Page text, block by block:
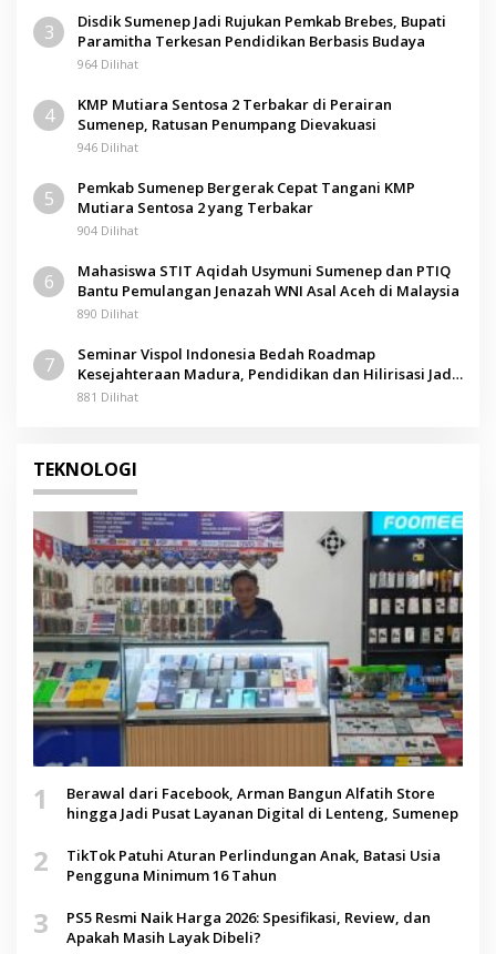
3
Disdik Sumenep Jadi Rujukan Pemkab Brebes, Bupati
Paramitha Terkesan Pendidikan Berbasis Budaya
964 Dilihat
4
KMP Mutiara Sentosa 2 Terbakar di Perairan
Sumenep, Ratusan Penumpang Dievakuasi
946 Dilihat
5
Pemkab Sumenep Bergerak Cepat Tangani KMP
Mutiara Sentosa 2 yang Terbakar
904 Dilihat
6
Mahasiswa STIT Aqidah Usymuni Sumenep dan PTIQ
Bantu Pemulangan Jenazah WNI Asal Aceh di Malaysia
890 Dilihat
7
Seminar Vispol Indonesia Bedah Roadmap
Kesejahteraan Madura, Pendidikan dan Hilirisasi Jadi
Kunci
881 Dilihat
TEKNOLOGI
1
Berawal dari Facebook, Arman Bangun Alfatih Store
hingga Jadi Pusat Layanan Digital di Lenteng, Sumenep
2
TikTok Patuhi Aturan Perlindungan Anak, Batasi Usia
Pengguna Minimum 16 Tahun
3
PS5 Resmi Naik Harga 2026: Spesifikasi, Review, dan
Apakah Masih Layak Dibeli?